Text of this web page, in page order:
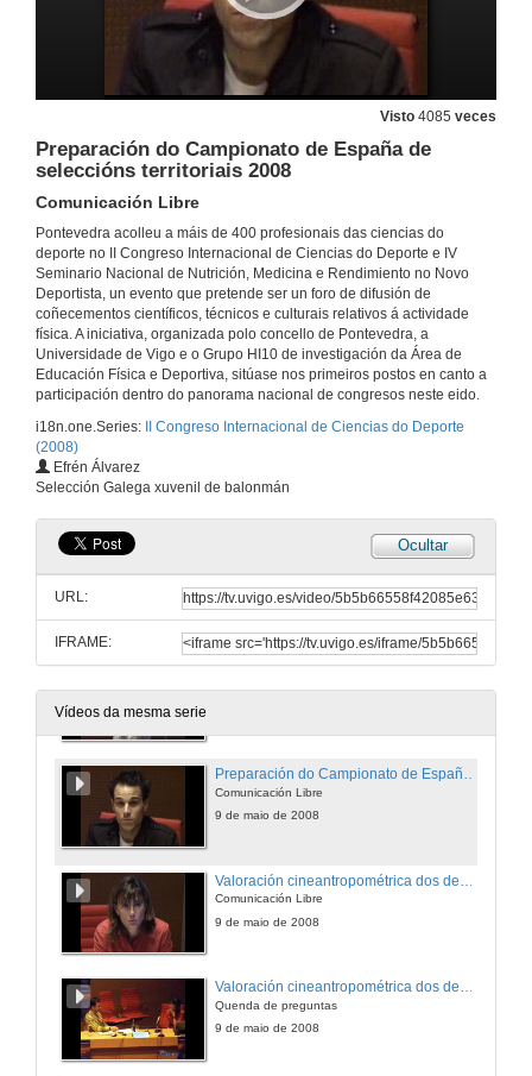
Visto 4085 veces
Preparación do Campionato de España de
seleccións territoriais 2008
Comunicación Libre
Pontevedra acolleu a máis de 400 profesionais das ciencias do
deporte no II Congreso Internacional de Ciencias do Deporte e IV
Seminario Nacional de Nutrición, Medicina e Rendimiento no Novo
Deportista, un evento que pretende ser un foro de difusión de
coñecementos científicos, técnicos e culturais relativos á actividade
física. A iniciativa, organizada polo concello de Pontevedra, a
Universidade de Vigo e o Grupo HI10 de investigación da Área de
Educación Física e Deportiva, sitúase nos primeiros postos en canto a
participación dentro do panorama nacional de congresos neste eido.
i18n.one.Series:
II Congreso Internacional de Ciencias do Deporte
(2008)
Efrén Álvarez
Selección Galega xuvenil de balonmán
Ocultar
URL:
IFRAME:
Vídeos da mesma serie
Intervención de Dª Águeda Gutierrez
8 de maio de 2008
Quenda de preguntas
8 de maio de 2008
1ª Parte
8 de maio de 2008
2ª parte
8 de maio de 2008
8 de maio de 2008
Estudio dos efectos da velocidade de traslación na man-raqueta sobre a dirección do servizo plano en tenis
Comunicación Libre
8 de maio de 2008
Relationship between distribution zone and attack efficacy in elite men´s
Preparación do Campionato de España de seleccións territoriais 2008
Comunicación Libre
9 de maio de 2008
Comunicación Libre
9 de maio de 2008
Valoración cineantropométrica dos deportistas da selección galega de salvamento deportivo
Quenda de preguntas
9 de maio de 2008